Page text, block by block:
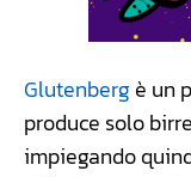
Glutenbergè un
produce solo
impiegando